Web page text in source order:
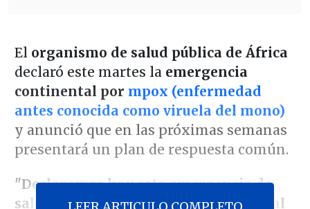
El organismo de salud pública de África
declaró este martes la emergencia
continental por mpox (enfermedad
antes conocida como viruela del mono)
y anunció que en las próximas semanas
presentará un plan de respuesta común.
"Declaramos hoy esta emergencia de
salud pública de seguridad continental